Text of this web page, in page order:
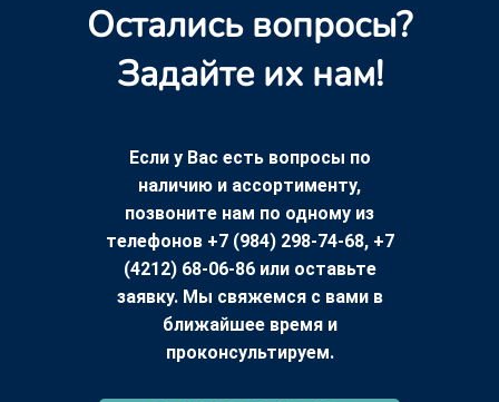
Остались вопросы?
Задайте их нам!
Если у Вас есть вопросы по
наличию и ассортименту,
позвоните нам по одному из
телефонов +7 (984) 298-74-68, +7
(4212) 68-06-86 или оставьте
заявку. Мы свяжемся с вами в
ближайшее время и
проконсультируем.